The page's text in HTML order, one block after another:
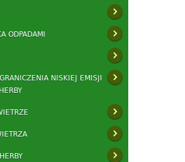
ODPADAMI
NISKIEJ EMISJI